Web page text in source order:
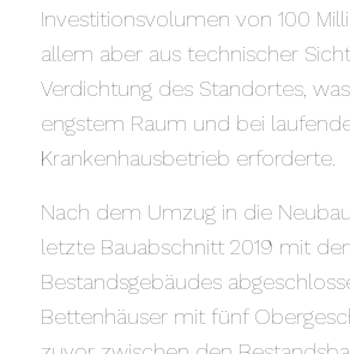
Investitionsvolumen von 100
allem aber aus technischer
Verdichtung des Standortes,
engstem Raum und bei
Krankenhausbetrieb erforderte.
Nach dem Umzug in die
letzte Bauabschnitt 2019 mit
Bestandsgebäudes
Bettenhäuser mit fünf